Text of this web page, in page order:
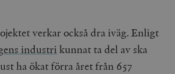
verkar också dra iväg. Enligt
industrikunnat ta del av ska
ha ökat förra året från 657